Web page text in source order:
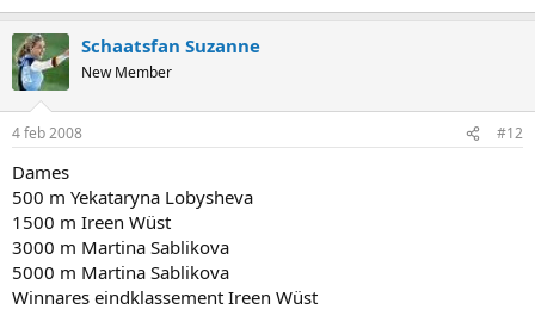
Schaatsfan Suzanne
New Member
4 feb 2008 #12
Dames
500 m Yekataryna Lobysheva
1500 m Ireen Wüst
3000 m Martina Sablikova
5000 m Martina Sablikova
Winnares eindklassement Ireen Wüst